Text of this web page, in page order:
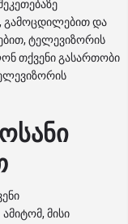
გამოცდილებით და
ტელევიზორის
თქვენი გასართობი
მისი